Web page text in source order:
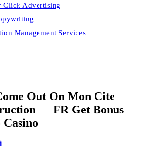
Click Advertising
Management Services
Out On Mon Cite
— FR Get Bonus
Casino